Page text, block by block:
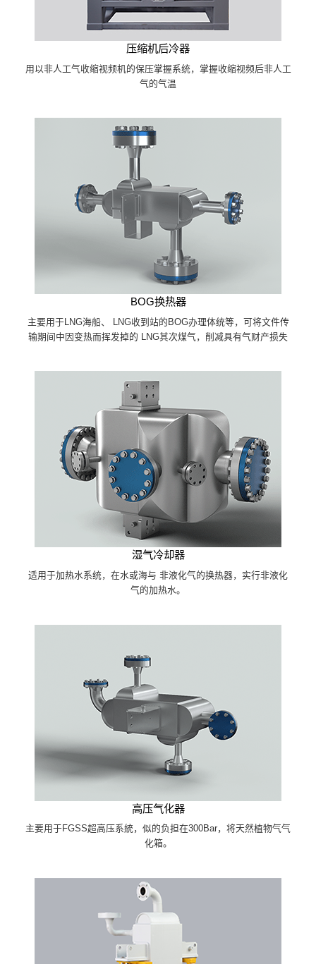
压缩机后冷器
用以非人工气收缩视频机的保压掌握系统，掌握收缩视频后非人工
气的气温
BOG换热器
主要用于LNG海船、 LNG收到站的BOG办理体统等，可将文件传
输期间中因变热而挥发掉的 LNG其次煤气，削减具有气财产损失
湿气冷却器
适用于加热水系统，在水或海与 非液化气的换热器，实行非液化
气的加热水。
高压气化器
主要用于FGSS超高压系統，似的负担在300Bar，将天然植物气气
化箱。